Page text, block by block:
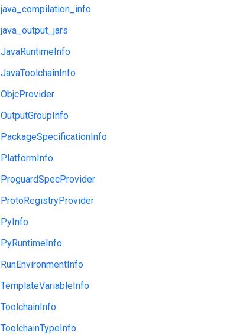
java_compilation_info
java_output_jars
JavaRuntimeInfo
JavaToolchainInfo
ObjcProvider
OutputGroupInfo
PackageSpecificationInfo
PlatformInfo
ProguardSpecProvider
ProtoRegistryProvider
PyInfo
PyRuntimeInfo
RunEnvironmentInfo
TemplateVariableInfo
ToolchainInfo
ToolchainTypeInfo